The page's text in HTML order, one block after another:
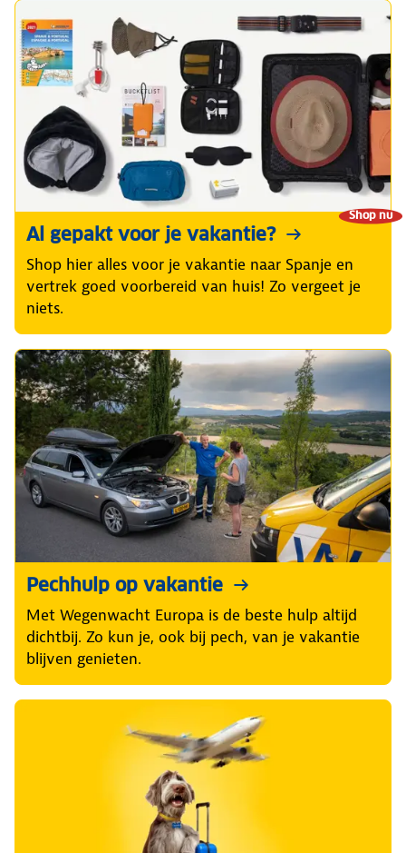
Shop nu
Al gepakt voor je vakantie?
Shop hier alles voor je vakantie naar Spanje en
vertrek goed voorbereid van huis! Zo vergeet je
niets.
Pechhulp op vakantie
Met Wegenwacht Europa is de beste hulp altijd
dichtbij. Zo kun je, ook bij pech, van je vakantie
blijven genieten.